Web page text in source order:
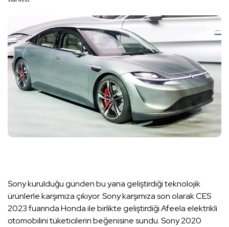
Sony kurulduğu günden bu yana geliştirdiği teknolojik
ürünlerle karşımıza çıkıyor. Sony karşımıza son olarak CES
2023 fuarında Honda ile birlikte geliştirdiği Afeela elektrikli
otomobilini tüketicilerin beğenisine sundu. Sony 2020